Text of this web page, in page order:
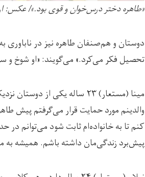
«طاهره دختر درس‌خوان و قوی بود.»/ عکس:
دوستان و هم‌صنفان طاهره نیز در
تحصیل فکر می‌کرد.» می‌گویند: «او شوخ و
مینا (مستعار) ۲۳ ساله یکی
والدینم مورد حمایت قرار می‌گرفتم پیش
کنم تا به خانواده‌ام ثابت شود می‌توانم در
پیش‌برد زندگی‌مان داشته باشم. همیشه به من